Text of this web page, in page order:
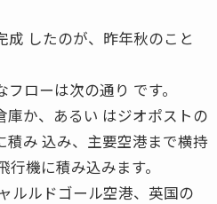
成 したのが、昨年秋のこと
ローは次の通り です。
庫か、あるい はジオポストの
積み 込み、主要空港まで横持
機に積み込みます。
ルルドゴール空港、英国の